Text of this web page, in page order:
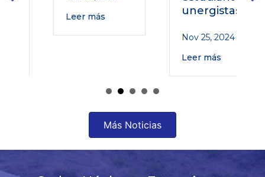
Leer más
unergistas
Nov 25, 2024
Leer más
Más Noticias